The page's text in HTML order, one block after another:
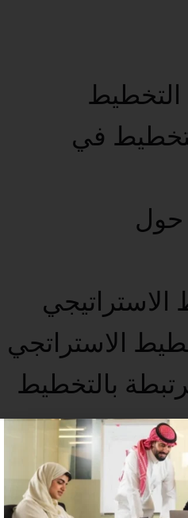
التخطيط
في
حول
الاستراتيجي
الاستراتجي
بالتخطيط